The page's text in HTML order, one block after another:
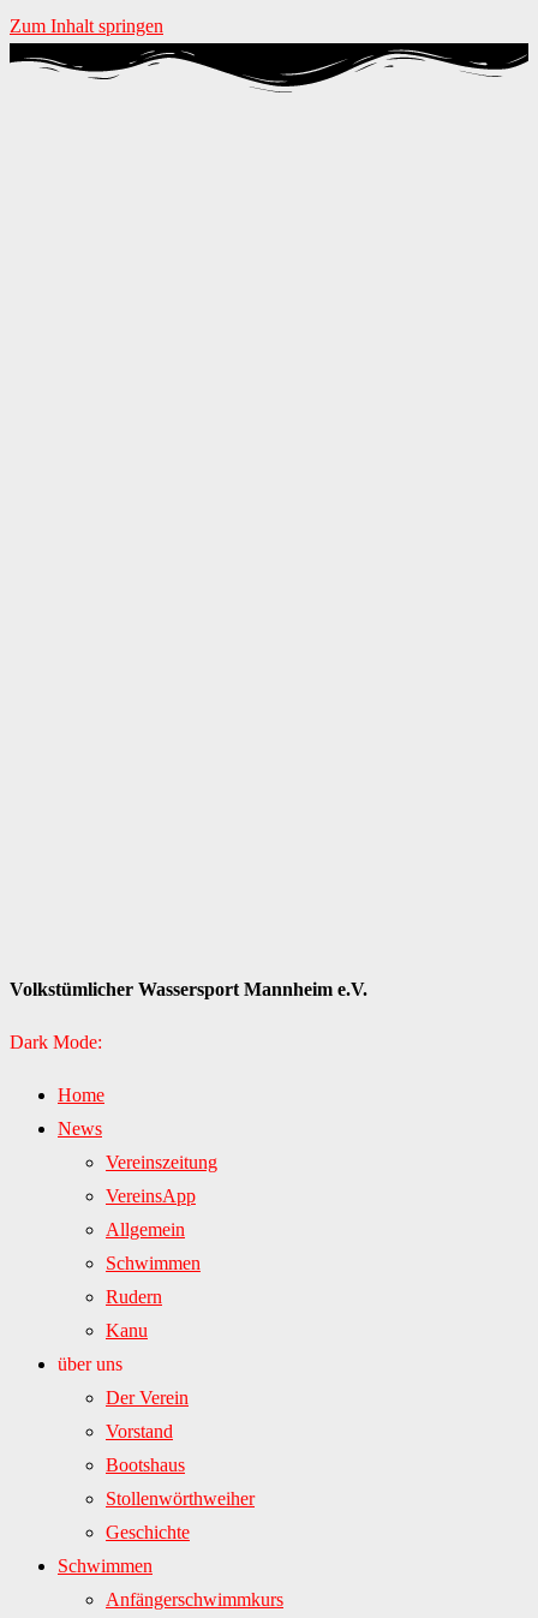
Zum Inhalt springen
Volkstümlicher Wassersport Mannheim e.V.
Dark Mode:
Home
News
Vereinszeitung
VereinsApp
Allgemein
Schwimmen
Rudern
Kanu
über uns
Der Verein
Vorstand
Bootshaus
Stollenwörthweiher
Geschichte
Schwimmen
Anfängerschwimmkurs